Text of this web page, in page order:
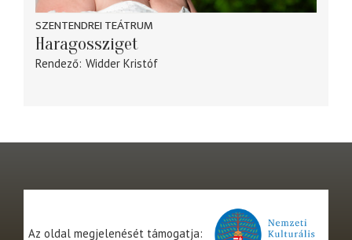
SZENTENDREI TEÁTRUM
Haragossziget
Rendező Widder Kristóf
Az oldal megjelenését támogatja: